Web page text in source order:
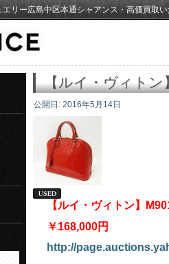
リー広島中区本通シャアンス・高価買取
【ルイ・ヴィト
公開日: 2016年5月14日
【ルイ・ヴィトン】
￥168,000円
http://